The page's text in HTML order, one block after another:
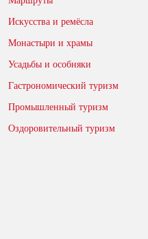
Искусства и ремёсла
Монастыри и храмы
Усадьбы и особняки
Гастрономический туризм
Промышленный туризм
Оздоровительный туризм